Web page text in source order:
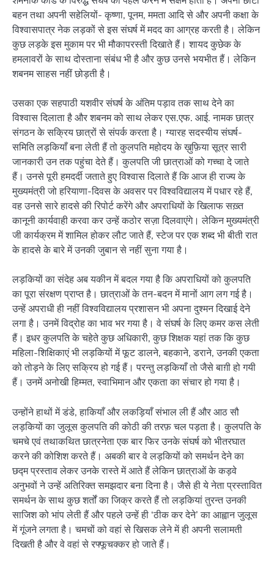
बहन तथा अपनी सहेलियों- कृष्णा, पूनम, ममता आदि से और अपनी कक्षा के
विश्वासपात्र नेक लड़कों से इस संघर्ष में मदद का आग्रह करती है। लेकिन
कुछ लड़के इस मुकाम पर भी मौकापरस्ती दिखाते हैं। शायद कुछेक के
हमलावरों के साथ दोस्ताना संबंध भी है और कुछ उनसे भयभीत हैं। लेकिन
शबनम साहस नहीं छोड़ती है।
उसका एक सहपाठी यशवीर संघर्ष के अंतिम पड़ाव तक साथ देने का
विश्वास दिलाता है और शबनम को साथ लेकर एस.एफ. आई. नामक छात्र
संगठन के सक्रिय छात्रों से संपर्क करता है। ग्यारह सदस्यीय संघर्ष-
समिति लड़कियाँ बना लेती हैं तो कुलपति महोदय के ख़ुफ़िया सूत्र सारी
जानकारी उन तक पहुंचा देते हैं। कुलपति जी छात्राओं को गच्चा दे जाते
हैं। उनसे पूरी हमदर्दी जताते हुए विश्वास दिलाते हैं कि आज ही राज्य के
मुख्यमंत्री जो हरियाणा-दिवस के अवसर पर विश्वविद्यालय में पधार रहे हैं,
वह उनसे सारे हादसे की रिपोर्ट करेंगे और अपराधियों के खिलाफ सख़्त
कानूनी कार्यवाही करवा कर उन्हें कठोर सज़ा दिलवाएंगे। लेकिन मुख्यमंत्री
जी कार्यक्रम में शामिल होकर लौट जाते हैं, स्टेज पर एक शब्द भी बीती रात
के हादसे के बारे में उनकी जुबान से नहीं सुना गया है।
लड़कियों का संदेह अब यकीन में बदल गया है कि अपराधियों को कुलपति
का पूरा संरक्षण प्राप्त है। छात्राओं के तन-बदन में मानों आग लग गई है।
उन्हें अपराधी ही नहीं विश्वविद्यालय प्रशासन भी अपना दुश्मन दिखाई देने
लगा है। उनमें विद्रोह का भाव भर गया है। वे संघर्ष के लिए कमर कस लेती
हैं। इधर कुलपति के चहेते कुछ अधिकारी, कुछ शिक्षक यहां तक कि कुछ
महिला-शिक्षिकाएं भी लड़कियों में फूट डालने, बहकाने, डराने, उनकी एकता
को तोड़ने के लिए सक्रिय हो गई हैं। परन्तु लड़कियाँ तो जैसे बाग़ी हो गयी
हैं। उनमें अनोखी हिम्मत, स्वाभिमान और एकता का संचार हो गया है।
उन्होंने हाथों में डंडे, हाकियाँ और लकड़ियाँ संभाल ली हैं और आठ सौ
लड़कियों का जुलूस कुलपति की कोठी की तरफ़ चल पड़ता है। कुलपति के
चमचे एवं तथाकथित छात्रनेता एक बार फिर उनके संघर्ष को भीतरघात
करने की कोशिश करते हैं। अबकी बार वे लड़कियों को समर्थन देने का
छद्म प्रस्ताव लेकर उनके रास्ते में आते हैं लेकिन छात्राओं के कड़वे
अनुभवों ने उन्हें अतिरिक्त समझदार बना दिना है। जैसे ही ये नेता प्रस्तावित
समर्थन के साथ कुछ शर्तों का जिक्र करते हैं तो लड़‌कियां तुरन्त उनकी
साजिश को भांप लेती हैं और पहले उन्हें ही ‘ठीक कर देने’ का आह्वान जुलूस
में गूंजने लगता है। चमचों को वहां से खिसक लेने में ही अपनी सलामती
दिखती है और वे वहां से रफ्फूचक्कर हो जाते हैं।